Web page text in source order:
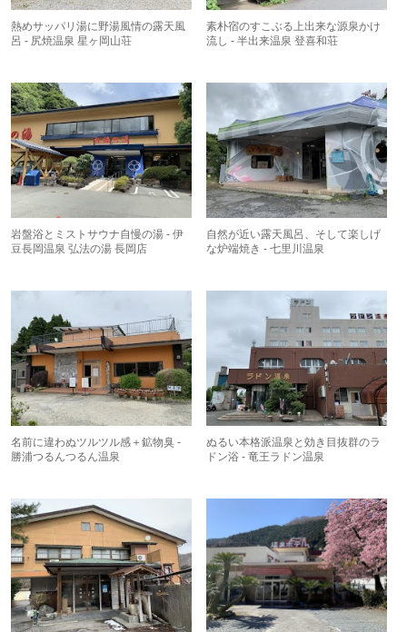
熱めサッパリ湯に野湯風情の露天風
呂 - 尻焼温泉 星ヶ岡山荘
素朴宿のすこぶる上出来な源泉かけ
流し - 半出来温泉 登喜和荘
岩盤浴とミストサウナ自慢の湯 - 伊
豆長岡温泉 弘法の湯 長岡店
自然が近い露天風呂、そして楽しげ
な炉端焼き - 七里川温泉
名前に違わぬツルツル感＋鉱物臭 -
勝浦つるんつるん温泉
ぬるい本格派温泉と効き目抜群のラ
ドン浴 - 竜王ラドン温泉